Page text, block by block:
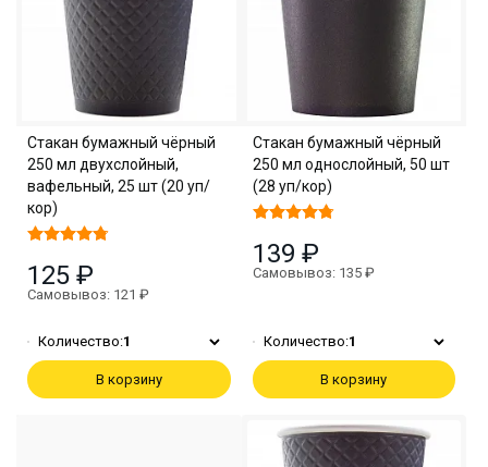
Стакан бумажный чёрный
250 мл двухслойный,
вафельный, 25 шт (20 уп/
кор)
125 ₽
Самовывоз: 121 ₽
Количество:1
В корзину
Стакан бумажный чёрный
250 мл однослойный, 50 шт
(28 уп/кор)
139 ₽
Самовывоз: 135 ₽
Количество:1
В корзину